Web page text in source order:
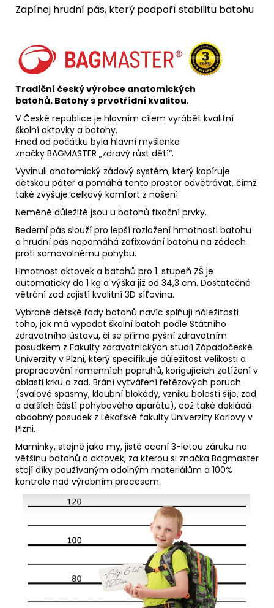
Zapínej hrudní pás, který podpoří stabilitu batohu
Tradiční český výrobce anatomických
batohů. Batohy s prvotřídní kvalitou.
V České republice je hlavním cílem vyrábět kvalitní
školní aktovky a batohy.
Hned od počátku byla hlavní myšlenka
značky BAGMASTER „zdravý růst dětí“.
Vyvinuli anatomický zádový systém, který kopíruje
dětskou páteř a pomáhá tento prostor odvětrávat, čímž
také zvyšuje celkový komfort z nošení.
Neméně důležité jsou u batohů fixační prvky.
Bederní pás slouží pro lepší rozložení hmotnosti batohu
a hrudní pás napomáhá zafixování batohu na zádech
proti samovolnému pohybu.
Hmotnost aktovek a batohů pro 1. stupeň ZŠ je
automaticky do 1 kg a výška již od 34,3 cm. Dostatečné
větrání zad zajistí kvalitní 3D síťovina.
Vybrané dětské řady batohů navíc splňují náležitosti
toho, jak má vypadat školní batoh podle Státního
zdravotního ústavu, či se přímo pyšní zdravotním
posudkem z Fakulty zdravotnických studií Západočeské
Univerzity v Plzni, který specifikuje důležitost velikosti a
propracování ramenních popruhů, korigujících zatížení v
oblasti krku a zad. Brání vytváření řetězových poruch
(svalové spasmy, kloubní blokády, vzniku bolestí šíje, zad
a dalších částí pohybového aparátu), což také dokládá
obdobný posudek z Lékařské fakulty Univerzity Karlovy v
Plzni.
Maminky, stejně jako my, jistě ocení 3-letou záruku na
většinu batohů a aktovek, za kterou si značka Bagmaster
stojí díky používaným odolným materiálům a 100%
kontrole nad výrobním procesem.